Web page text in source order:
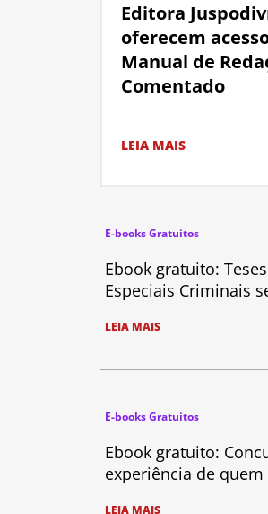
Editora
oferecem
Manual de
Comentado
LEIA MAIS
E-books Gratuitos
Ebook gratuito:
Especiais Criminais
LEIA MAIS
E-books Gratuitos
Ebook gratuito:
experiência de
LEIA MAIS